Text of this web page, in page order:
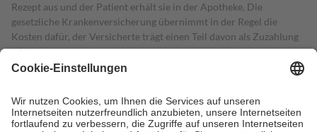
Rezept aus und der Patient erhält sie in der Apotheke. Die
gesetzliche Krankenversicherung übernimmt in der Regel die
Kosten dafür, der Versicherte trägt einen Teil davon als Zuzahlung
mit.
Grundsätzlich leisten Mitglieder Zuzahlungen in Höhe von zehn
höchstens zehn Euro.
Es sind jedoch nie mehr als die tatsächlichen
Kosten der Leistung zu entrichten.
Diese Regeln gelten grundsätzlich auch für Online-Apotheken.